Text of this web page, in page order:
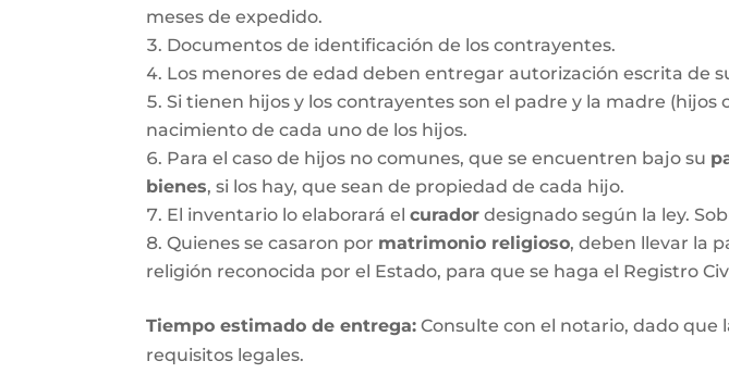
meses de expedido.
Documentos de identificación de los contrayentes.
Los menores de edad deben entregar autorización escrita de
Si tienen hijos y los contrayentes son el padre y la madre
nacimiento de cada uno de los hijos.
Para el caso de hijos no comunes, que se encuentren bajo su
bienes, si los hay, que sean de propiedad de cada hijo.
El inventario lo elaborará elcurador designado según la ley.
Quienes se casaron por matrimonio religioso, deben llevar la
religión reconocida por el Estado, para que se haga el Registro
Tiempo estimado de entrega: Consulte con el notario, dado
requisitos legales.